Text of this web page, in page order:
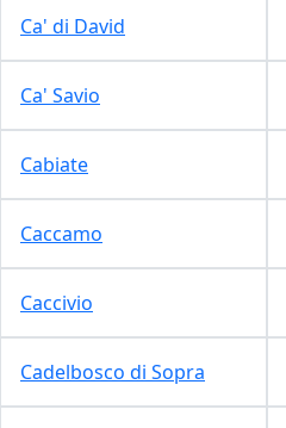
Ca' di David
Ca' Savio
Cabiate
Caccamo
Caccivio
Cadelbosco di Sopra